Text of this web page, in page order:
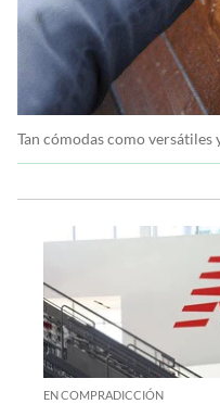
Tan cómodas como versátiles
EN COMPRADICCIÓN